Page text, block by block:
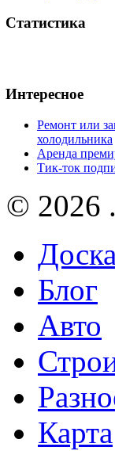
Статистика
Интересное
Ремонт или
холодильника
Аренда
Тик-ток
© 2026
Доска
Блог
Авто
Карта